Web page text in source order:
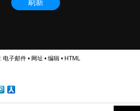
电子邮件• 网址 • 编辑• HTML